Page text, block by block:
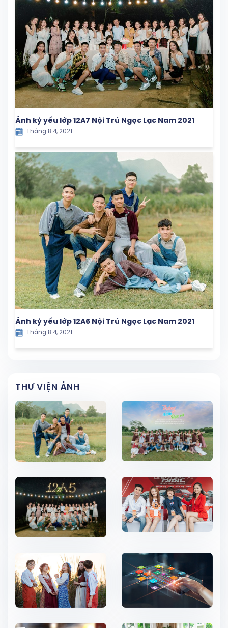
Ảnh kỷ yếu lớp 12A7 Nội Trú Ngọc Lặc Năm 2021
Tháng 8 4, 2021
Ảnh kỷ yếu lớp 12A6 Nội Trú Ngọc Lặc Năm 2021
Tháng 8 4, 2021
THƯ VIỆN ẢNH